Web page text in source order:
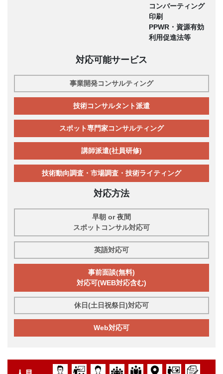
コンバーティング
印刷
PPWR・資源有効
利用促進法等
対応可能サービス
事業開発コンサルティング
技術コンサルタント派遣
スポット専門家コンサルティング
講師派遣(社員研修)
技術動向調査・市場調査・技術ライティング
対応方法
早朝 or 夜間
スポットコンサル対応可
英語対応可
事前面談(無料)
対応可(WEB対応含む)
休日(土日祝祭日)対応可
Web対応可